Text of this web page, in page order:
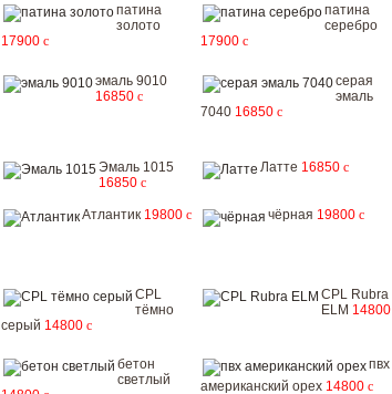
патина
золото
17900 c
патина
серебро
17900 c
эмаль 9010
16850 c
серая
эмаль
7040 16850 c
Эмаль 1015
16850 c
Латте 16850 c
Атлантик 19800 c чёрная 19800 c
CPL
тёмно
серый 14800 c
CPL Rubra
ELM 14800
бетон
светлый
пвх
американский орех 14800 c